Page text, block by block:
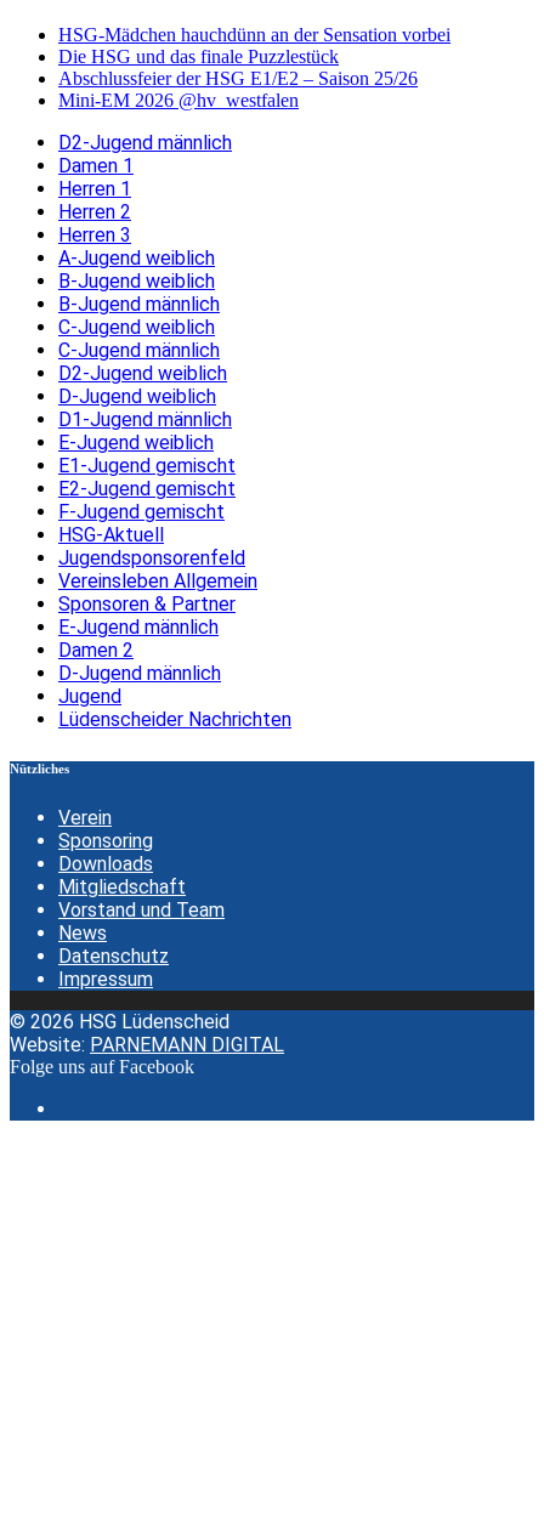
HSG-Mädchen hauchdünn an der Sensation vorbei
Die HSG und das finale Puzzlestück
Abschlussfeier der HSG E1/E2 – Saison 25/26
Mini-EM 2026 @hv_westfalen
D2-Jugend männlich
Damen 1
Herren 1
Herren 2
Herren 3
A-Jugend weiblich
B-Jugend weiblich
B-Jugend männlich
C-Jugend weiblich
C-Jugend männlich
D2-Jugend weiblich
D-Jugend weiblich
D1-Jugend männlich
E-Jugend weiblich
E1-Jugend gemischt
E2-Jugend gemischt
F-Jugend gemischt
HSG-Aktuell
Jugendsponsorenfeld
Vereinsleben Allgemein
Sponsoren & Partner
E-Jugend männlich
Damen 2
D-Jugend männlich
Jugend
Lüdenscheider Nachrichten
Nützliches
Verein
Sponsoring
Downloads
Mitgliedschaft
Vorstand und Team
News
Datenschutz
Impressum
© 2026 HSG Lüdenscheid
Website: PARNEMANN DIGITAL
Folge uns auf Facebook